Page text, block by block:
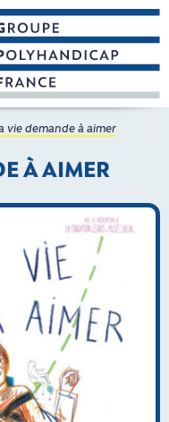
connaître et
vie demande à aimer
À AIMER